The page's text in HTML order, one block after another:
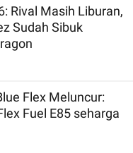
Rival Masih Liburan,
Sudah Sibuk
Flex Meluncur:
Fuel E85 seharga